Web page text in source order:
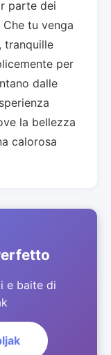
parte dei
tu venga
tranquille
per
dalle
la bellezza
calorosa
e baite di